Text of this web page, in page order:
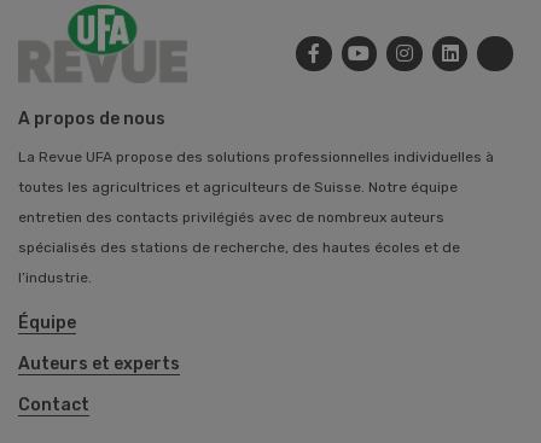
A propos de nous
La Revue UFA propose des solutions professionnelles individuelles à
toutes les agricultrices et agriculteurs de Suisse. Notre équipe
entretien des contacts privilégiés avec de nombreux auteurs
spécialisés des stations de recherche, des hautes écoles et de
l’industrie.
Équipe
Auteurs et experts
Contact